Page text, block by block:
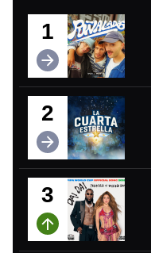
1
2
3